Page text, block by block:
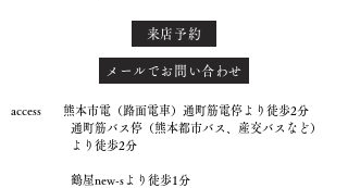
来店予約
メールでお問い合わせ
access 熊本市電（路面電車）通町筋電停より徒歩2分
通町筋バス停（熊本都市バス、産交バスなど）
より徒歩2分
鶴屋new-sより徒歩1分